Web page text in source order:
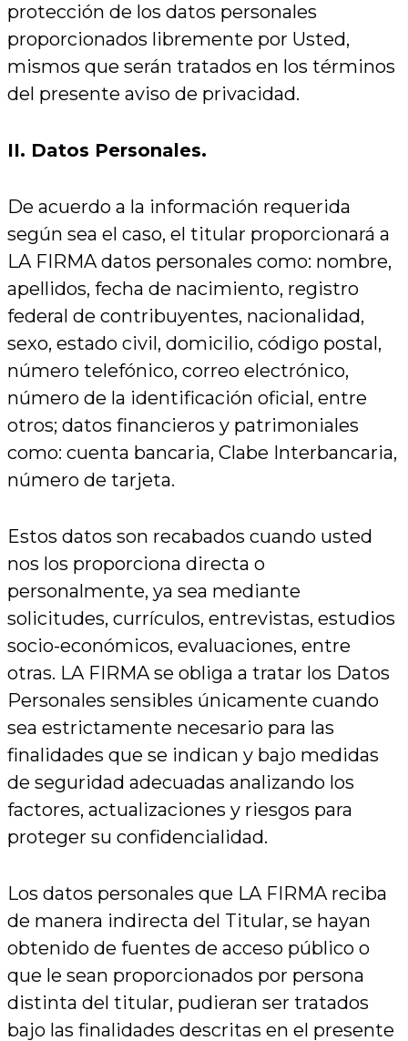
protección de los datos personales
proporcionados libremente por Usted,
mismos que serán tratados en los términos
del presente aviso de privacidad.
II. Datos Personales.
De acuerdo a la información requerida
según sea el caso, el titular proporcionará a
LA FIRMA datos personales como: nombre,
apellidos, fecha de nacimiento, registro
federal de contribuyentes, nacionalidad,
sexo, estado civil, domicilio, código postal,
número telefónico, correo electrónico,
número de la identificación oficial, entre
otros; datos financieros y patrimoniales
como: cuenta bancaria, Clabe Interbancaria,
número de tarjeta.
Estos datos son recabados cuando usted
nos los proporciona directa o
personalmente, ya sea mediante
solicitudes, currículos, entrevistas, estudios
socio-económicos, evaluaciones, entre
otras. LA FIRMA se obliga a tratar los Datos
Personales sensibles únicamente cuando
sea estrictamente necesario para las
finalidades que se indican y bajo medidas
de seguridad adecuadas analizando los
factores, actualizaciones y riesgos para
proteger su confidencialidad.
Los datos personales que LA FIRMA reciba
de manera indirecta del Titular, se hayan
obtenido de fuentes de acceso público o
que le sean proporcionados por persona
distinta del titular, pudieran ser tratados
bajo las finalidades descritas en el presente